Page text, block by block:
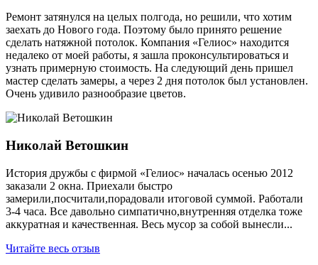
Ремонт затянулся на целых полгода, но решили, что хотим
заехать до Нового года. Поэтому было принято решение
сделать натяжной потолок. Компания «Гелиос» находится
недалеко от моей работы, я зашла проконсультироваться и
узнать примерную стоимость. На следующий день пришел
мастер сделать замеры, а через 2 дня потолок был установлен.
Очень удивило разнообразие цветов.
Николай Ветошкин
История дружбы с фирмой «Гелиос» началась осенью 2012
заказали 2 окна. Приехали быстро
замерили,посчитали,порадовали итоговой суммой. Работали
3-4 часа. Все давольно симпатично,внутренняя отделка тоже
аккуратная и качественная. Весь мусор за собой вынесли...
Читайте весь отзыв